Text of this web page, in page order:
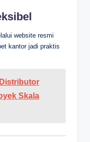
website resmi
kantor jadi praktis
Skala